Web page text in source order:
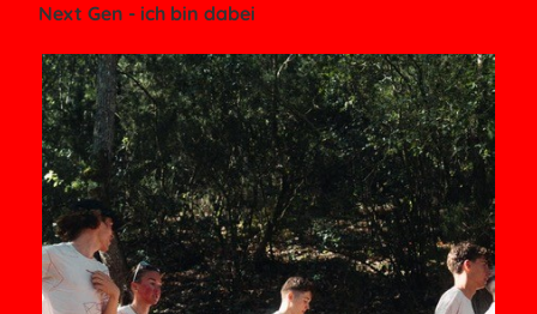
Next Gen - ich bin dabei